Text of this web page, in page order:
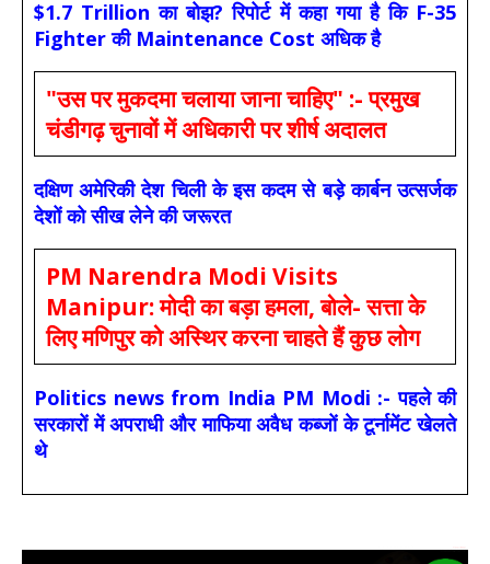
$1.7 Trillion का बोझ? रिपोर्ट में कहा गया है कि F-35
Fighter की Maintenance Cost अधिक है
"उस पर मुकदमा चलाया जाना चाहिए" :- प्रमुख
चंडीगढ़ चुनावों में अधिकारी पर शीर्ष अदालत
दक्षिण अमेरिकी देश चिली के इस कदम से बड़े कार्बन उत्सर्जक
देशों को सीख लेने की जरूरत
PM Narendra Modi Visits
Manipur: मोदी का बड़ा हमला, बोले- सत्ता के
लिए मणिपुर को अस्थिर करना चाहते हैं कुछ लोग
Politics news from India PM Modi :- पहले की
सरकारों में अपराधी और माफिया अवैध कब्जों के टूर्नामेंट खेलते
थे